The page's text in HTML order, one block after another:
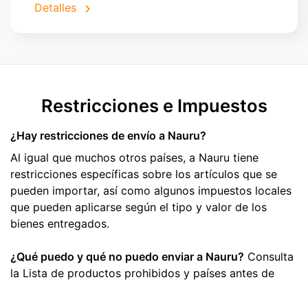
Detalles
Restricciones e Impuestos
¿Hay restricciones de envío a Nauru?
Al igual que muchos otros países, a Nauru tiene
restricciones específicas sobre los artículos que se
pueden importar, así como algunos impuestos locales
que pueden aplicarse según el tipo y valor de los
bienes entregados.
¿Qué puedo y qué no puedo enviar a Nauru? Consulta
la Lista de productos prohibidos y países antes de